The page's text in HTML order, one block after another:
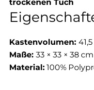
trockenen Tuch
Kastenvolumen:
Maße: 33 × 33 × 38 cm
Material: 100%